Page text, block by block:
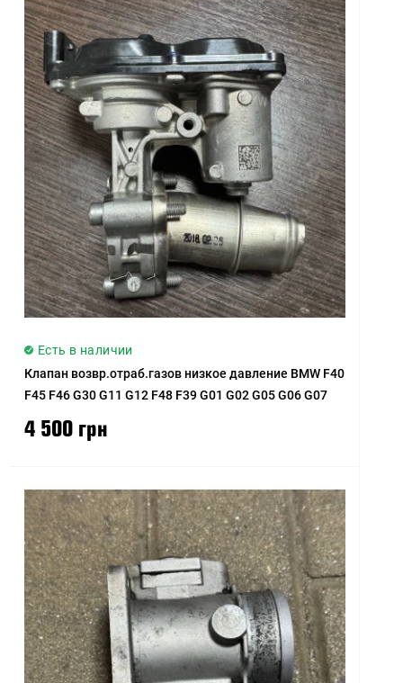
Есть в наличии
Клапан возвр.отраб.газов низкое давление BMW F40
F45 F46 G30 G11 G12 F48 F39 G01 G02 G05 G06 G07
4 500 грн